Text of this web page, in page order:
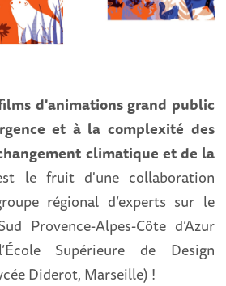
d'animations grand public
et à la complexité des
climatique et de la
le fruit d'une collaboration
régional d’experts sur le
Provence-Alpes-Côte d’Azur
Supérieure de Design
Diderot, Marseille) !